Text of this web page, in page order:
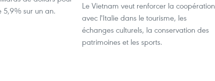
5,9% sur un an.
Le Vietnam veut renforcer la coopération
avec l'Italie dans le tourisme, les
échanges culturels, la conservation des
patrimoines et les sports.